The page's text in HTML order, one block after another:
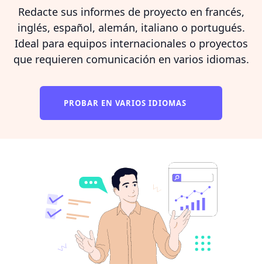
Redacte sus informes de proyecto en francés,
inglés, español, alemán, italiano o portugués.
Ideal para equipos internacionales o proyectos
que requieren comunicación en varios idiomas.
PROBAR EN VARIOS IDIOMAS